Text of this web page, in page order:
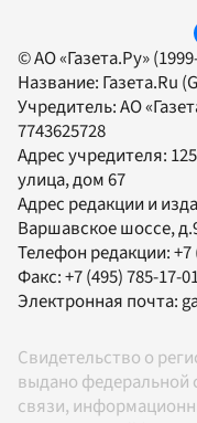
© АО «Газета.Ру»
Название: Газета.Ru
Учредитель:АО
7743625728
Адрес учредителя:
улица, дом 67
Адрес редакции и
Варшавское шоссе,
Телефон редакции:+7
Факс:+7 (495) 785-17-
Электронная почта:
Свидетельство о
выдано федеральной
связи,